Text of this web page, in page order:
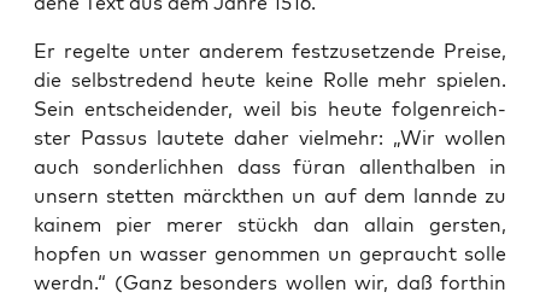
Er regelte unter anderem festzuset­zende Preise,
die selb­stre­dend heute keine Rolle mehr spie­len.
Sein entschei­den­der, weil bis heute fol­gen­re­ich­
ster Pas­sus lautete daher vielmehr: „Wir wollen
auch son­der­lich­hen dass füran allen­thal­ben in
unsern stet­ten mär­ck­then un auf dem lan­nde zu
kainem pier mer­er stückh dan allain ger­sten,
hopfen un wass­er genom­men un gepraucht solle
werdn.“ (Ganz beson­ders wollen wir, daß for­thin